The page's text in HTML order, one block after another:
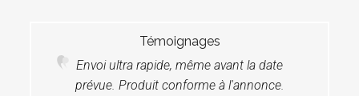
Témoignages
Envoi ultra rapide, même avant la date
prévue. Produit conforme à l'annonce.